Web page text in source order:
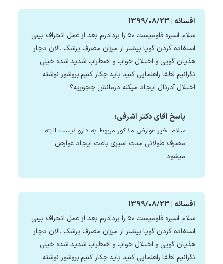
افسانه | 1399/08/23
سلام اسپره فلومیست ۵۰ را بردادرم بعد از عمل انحراف بینی
استفاده کردن گویا بیشتر از میزان مصرف پزشک .الان دچار
هذیان گویی و اختلال خواب و اضطراب شدید شده خیلی
نگرانیم لطفا راهنمایی کنید باید چکار کنیم.بروشور نوشته
اختلال آدرنال ایجاد میکنه درمانش چجوریه؟
پاسخ اقای دکتر اشرفی:
سلام خیر عوارض مذکور مربوط به دارو نیست البته
مصرف طولانی مدت اسپری باعث ایجاد عوارض
میشود
افسانه | 1399/08/23
سلام اسپره فلومیست ۵۰ را بردادرم بعد از عمل انحراف بینی
استفاده کردن گویا بیشتر از میزان مصرف پزشک .الان دچار
هذیان گویی و اختلال خواب و اضطراب شدید شده خیلی
نگرانیم لطفا راهنمایی کنید باید چکار کنیم.بروشور نوشته